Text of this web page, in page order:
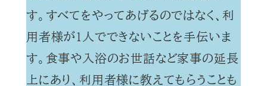
す。すべてをやってあげるのではなく、利
用者様が1人でできないことを手伝いま
す。食事や入浴のお世話など家事の延長
上にあり、利用者様に教えてもらうことも